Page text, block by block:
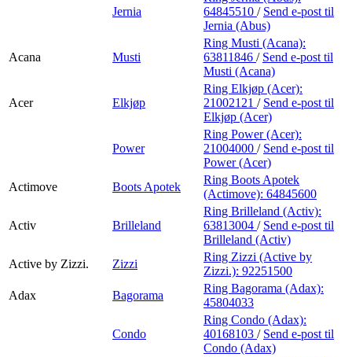
Jernia
64845510 / Send e-post til
Jernia (Abus)
Acana Musti
Ring Musti (Acana):
63811846 / Send e-post til
Musti (Acana)
Acer Elkjøp
Ring Elkjøp (Acer):
21002121 / Send e-post til
Elkjøp (Acer)
Power
Ring Power (Acer):
21004000 / Send e-post til
Power (Acer)
Actimove
Boots Apotek
Ring Boots Apotek
(Actimove): 64845600
Activ Brilleland
Ring Brilleland (Activ):
63813004 / Send e-post til
Brilleland (Activ)
Active by Zizzi.
Zizzi
Ring Zizzi (Active by
Zizzi.): 92251500
Adax
Bagorama
Ring Bagorama (Adax):
45804033
Condo
Ring Condo (Adax):
40168103 / Send e-post til
Condo (Adax)